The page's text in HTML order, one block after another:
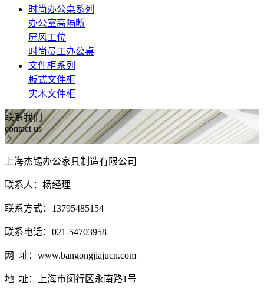
时尚办公桌系列
办公室高隔断
屏风工位
时尚员工办公桌
文件柜系列
板式文件柜
实木文件柜
联系我们
contact us
上海杰锡办公家具制造有限公司
联系人：杨经理
联系方式：13795485154
联系电话：021-54703958
网 址：www.bangongjiajucn.com
地 址：上海市闵行区永南路1号